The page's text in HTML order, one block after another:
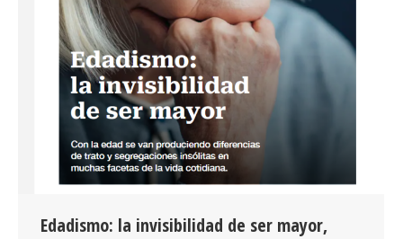
Edadismo: la invisibilidad de ser mayor,